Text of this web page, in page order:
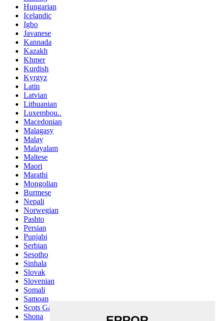
Hungarian
Icelandic
Igbo
Javanese
Kannada
Kazakh
Khmer
Kurdish
Kyrgyz
Latin
Latvian
Lithuanian
Luxembou..
Macedonian
Malagasy
Malay
Malayalam
Maltese
Maori
Marathi
Mongolian
Burmese
Nepali
Norwegian
Pashto
Persian
Punjabi
Serbian
Sesotho
Sinhala
Slovak
Slovenian
Somali
Samoan
Scots Gaelic
Shona